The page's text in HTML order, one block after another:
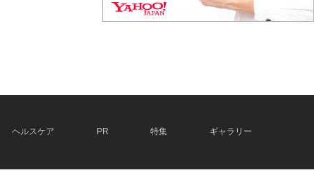
ヘルスケア PR 特集 ギャラリー